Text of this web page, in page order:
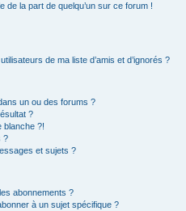
de la part de quelqu’un sur ce forum !
de ma liste d’amis et d’ignorés ?
un ou des forums ?
?
blanche ?!
?
et sujets ?
abonnements ?
à un sujet spécifique ?